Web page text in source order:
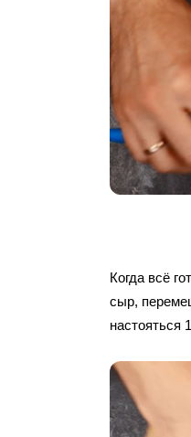
Когда всё
сыр,
настояться